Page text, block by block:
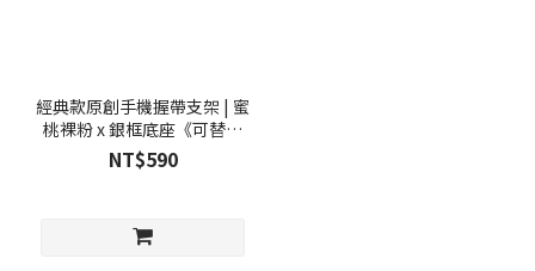
經典款原創手機握帶支架 | 蜜
桃裸粉 x 銀框底座《可替換
彈帶》
NT$590